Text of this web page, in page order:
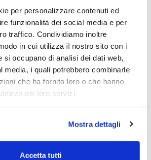
per personalizzare contenuti ed
funzionalità dei social media e per
traffico. Condividiamo inoltre
in cui utilizza il nostro sito con i
si occupano di analisi dei dati web,
media, i quali potrebbero combinarle
che ha fornito loro o che hanno
dei loro servizi.
Mostra dettagli
Accetta tutti
dei massimi precedenti e che
un po’ si farà sentire. Ultimo
che ci vede ormai alle
che sappiamo essere l’inizio
statisticamente meno
nostro portafoglio, prosegue la
il massimo storico
metà di marzo. Ai prezzi
il NAV è oggi pari a 113,37
progresso del 2,48% da inizio